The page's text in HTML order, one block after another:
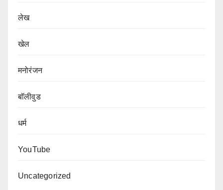
लेख
खेल
मनोरंजन
बॉलीवुड
धर्म
YouTube
Uncategorized